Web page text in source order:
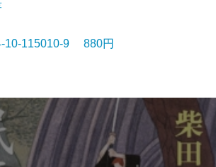
10-115010-9 880円